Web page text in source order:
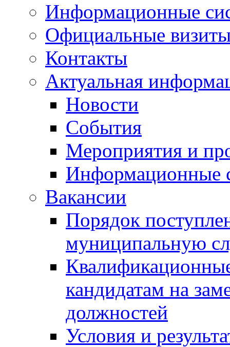
Информационные
Официальные
Контакты
Актуальная
Новости
События
Мероприятия и
Информационные
Вакансии
Порядок
муниципальную
кандидатам на
должностей
Условия и